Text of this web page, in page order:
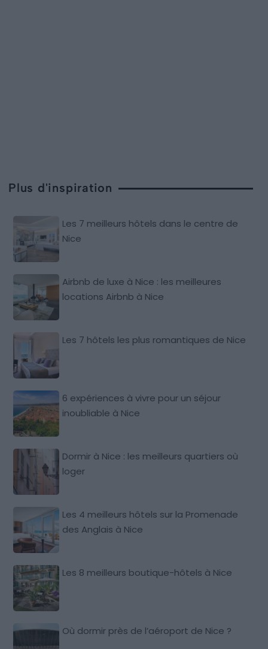
Plus d'inspiration
Les 7 meilleurs hôtels dans le centre de
Nice
Airbnb de luxe à Nice : les meilleures
locations Airbnb à Nice
Les 7 hôtels les plus romantiques de Nice
6 expériences à vivre pour un séjour
inoubliable à Nice
Dormir à Nice : les meilleurs quartiers où
loger
Les 4 meilleurs hôtels sur la Promenade
des Anglais à Nice
Les 8 meilleurs boutique-hôtels à Nice
Où dormir près de l’aéroport de Nice ?